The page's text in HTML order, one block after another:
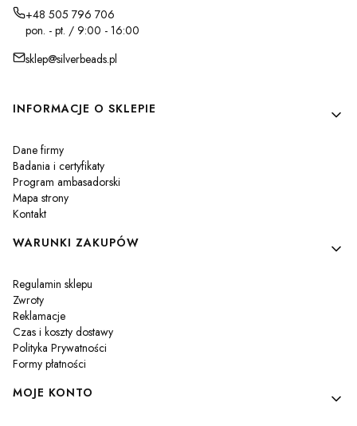
+48 505 796 706
pon. - pt. / 9:00 - 16:00
sklep@silverbeads.pl
Linki w stopce
INFORMACJE O SKLEPIE
Dane firmy
Badania i certyfikaty
Program ambasadorski
Mapa strony
Kontakt
WARUNKI ZAKUPÓW
Regulamin sklepu
Zwroty
Reklamacje
Czas i koszty dostawy
Polityka Prywatności
Formy płatności
MOJE KONTO